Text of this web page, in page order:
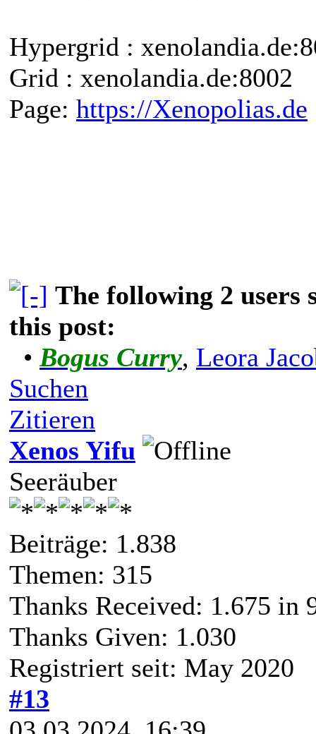
Hypergrid :
Grid : xenolandia.de:8002
Page: https://Xenopolias.de
The following 2 users
this post:
• Bogus Curry, Leora
Suchen
Zitieren
Xenos Yifu
Seeräuber
Beiträge: 1.838
Themen: 315
Thanks Received: 1.675 in
Thanks Given: 1.030
Registriert seit: May 2020
#13